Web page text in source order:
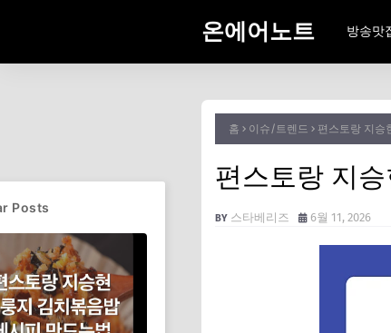
온에어노트 방송맛
홈 이슈/트렌드 편스토랑 지승
편스토랑 지
스타베리즈 6월 11, 2026
Posts